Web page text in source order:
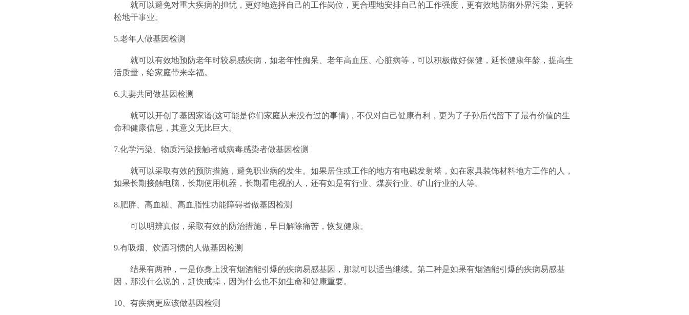
就可以避免对重大疾病的担忧，更好地选择自己的工作岗位，更合理地安排自己的工作强度，更有效地防御外界污染，更轻
松地干事业。
5.老年人做基因检测
就可以有效地预防老年时较易感疾病，如老年性痴呆、老年高血压、心脏病等，可以积极做好保健，延长健康年龄，提高生
活质量，给家庭带来幸福。
6.夫妻共同做基因检测
就可以开创了基因家谱(这可能是你们家庭从来没有过的事情)，不仅对自己健康有利，更为了子孙后代留下了最有价值的生
命和健康信息，其意义无比巨大。
7.化学污染、物质污染接触者或病毒感染者做基因检测
就可以采取有效的预防措施，避免职业病的发生。如果居住或工作的地方有电磁发射塔，如在家具装饰材料地方工作的人，
如果长期接触电脑，长期使用机器，长期看电视的人，还有如是有行业、煤炭行业、矿山行业的人等。
8.肥胖、高血糖、高血脂性功能障碍者做基因检测
可以明辨真假，采取有效的防治措施，早日解除痛苦，恢复健康。
9.有吸烟、饮酒习惯的人做基因检测
结果有两种，一是你身上没有烟酒能引爆的疾病易感基因，那就可以适当继续。第二种是如果有烟酒能引爆的疾病易感基
因，那没什么说的，赶快戒掉，因为什么也不如生命和健康重要。
10、有疾病更应该做基因检测